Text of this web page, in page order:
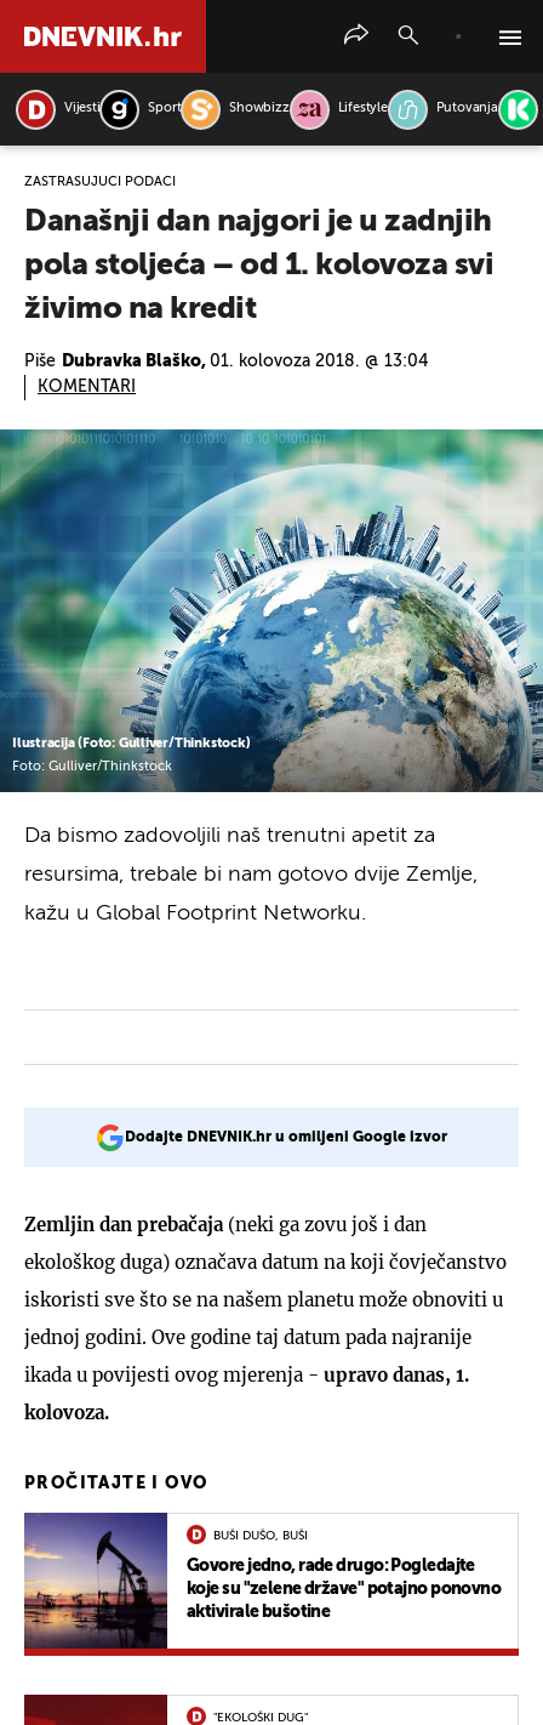
Vijesti Sport Showbizz Lifestyle Putovanja
ZASTRAŠUJUĆI PODACI
Današnji dan najgori je u zadnjih
pola stoljeća – od 1. kolovoza svi
živimo na kredit
Piše Dubravka Blaško, 01. kolovoza 2018. @ 13:04
KOMENTARI
Ilustracija (Foto: Gulliver/Thinkstock)
Foto: Gulliver/Thinkstock
Da bismo zadovoljili naš trenutni apetit za
resursima, trebale bi nam gotovo dvije Zemlje,
kažu u Global Footprint Networku.
Dodajte DNEVNIK.hr u omiljeni Google izvor
Zemljin dan prebačaja (neki ga zovu još i dan
ekološkog duga) označava datum na koji čovječanstvo
iskoristi sve što se na našem planetu može obnoviti u
jednoj godini. Ove godine taj datum pada najranije
ikada u povijesti ovog mjerenja - upravo danas, 1.
kolovoza.
PROČITAJTE I OVO
BUŠI DUŠO, BUŠI
Govore jedno, rade drugo: Pogledajte
koje su "zelene države" potajno ponovno
aktivirale bušotine
"EKOLOŠKI DUG"
PRETRAŽITE VIJESTI